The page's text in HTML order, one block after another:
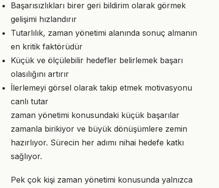
Başarısızlıkları birer geri bildirim olarak görmek
gelişimi hızlandırır
Tutarlılık, zaman yönetimi alanında sonuç almanın
en kritik faktörüdür
Küçük ve ölçülebilir hedefler belirlemek başarı
olasılığını artırır
İlerlemeyi görsel olarak takip etmek motivasyonu
canlı tutar
zaman yönetimi konusundaki küçük başarılar
zamanla birikiyor ve büyük dönüşümlere zemin
hazırlıyor. Sürecin her adımı nihai hedefe katkı
sağlıyor.
Pek çok kişi zaman yönetimi konusunda yalnızca